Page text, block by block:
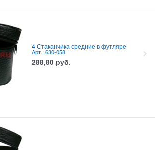
4 Стаканчика средние в футляре
Арт.: 630-058
288,80 руб.